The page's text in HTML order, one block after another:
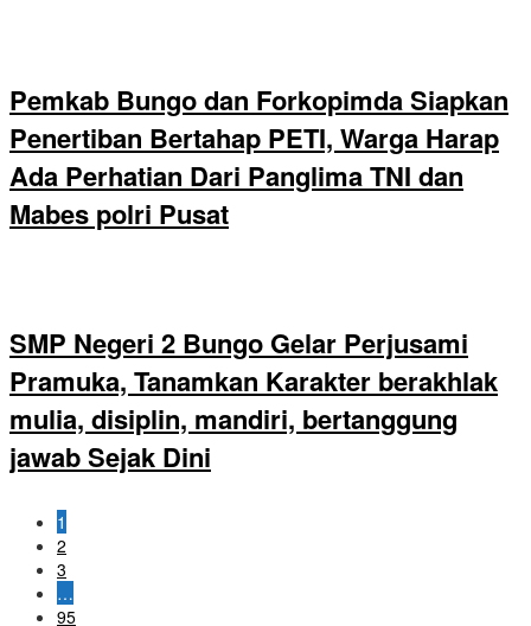
Pemkab Bungo dan Forkopimda Siapkan
Penertiban Bertahap PETI, Warga Harap
Ada Perhatian Dari Panglima TNI dan
Mabes polri Pusat
SMP Negeri 2 Bungo Gelar Perjusami
Pramuka, Tanamkan Karakter berakhlak
mulia, disiplin, mandiri, bertanggung
jawab Sejak Dini
1
2
3
…
95